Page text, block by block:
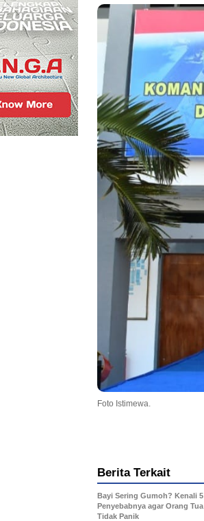
Foto Istimewa.
Berita Terkait
Bayi Sering Gumoh? Kenali 5
Penyebabnya agar Orang Tua
Tidak Panik